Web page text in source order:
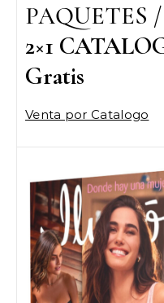
PAQUETES
2×1
Gratis
Venta por Catalogo